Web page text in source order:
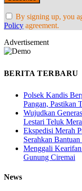
By signing up, you
Policy agreement.
Advertisement
BERITA TERBARU
Polsek Kandis
Pangan, Pastikan
Wujudkan
Lestari Teluk
Ekspedisi Merah
Serahkan
Menggali
Gunung Ciremai
News